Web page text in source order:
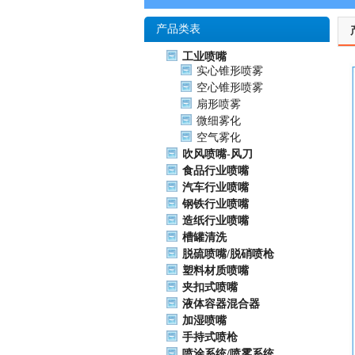
产品类表
工业喷嘴
实心锥形喷雾
空心锥形喷雾
扇形喷雾
微细雾化
空气雾化
吹风喷嘴-风刀
食品行业喷嘴
汽车行业喷嘴
钢铁行业喷嘴
造纸行业喷嘴
槽罐清洗
脱硫喷嘴/脱硝喷枪
塑料材质喷嘴
夹扣式喷嘴
液体容器混合器
加湿喷嘴
手持式喷枪